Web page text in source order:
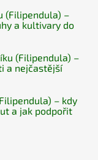
(Filipendula) –
a kultivary do
(Filipendula) –
a nejčastější
– kdy
a jak podpořit